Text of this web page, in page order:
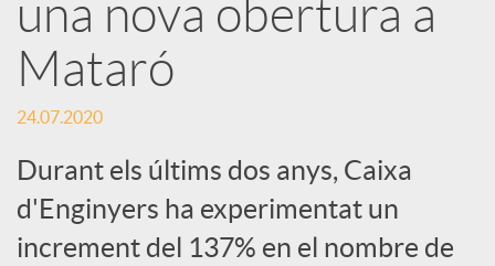
e
s
S
o
una nova obertura a
Mataró
24.07.2020
Durant els últims dos anys, Caixa
d'Enginyers ha experimentat un
increment del 137% en el nombre de